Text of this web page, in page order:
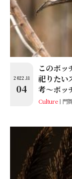
2022.11
04
このボッ
祀りたい
考〜ボッ
Culture 門